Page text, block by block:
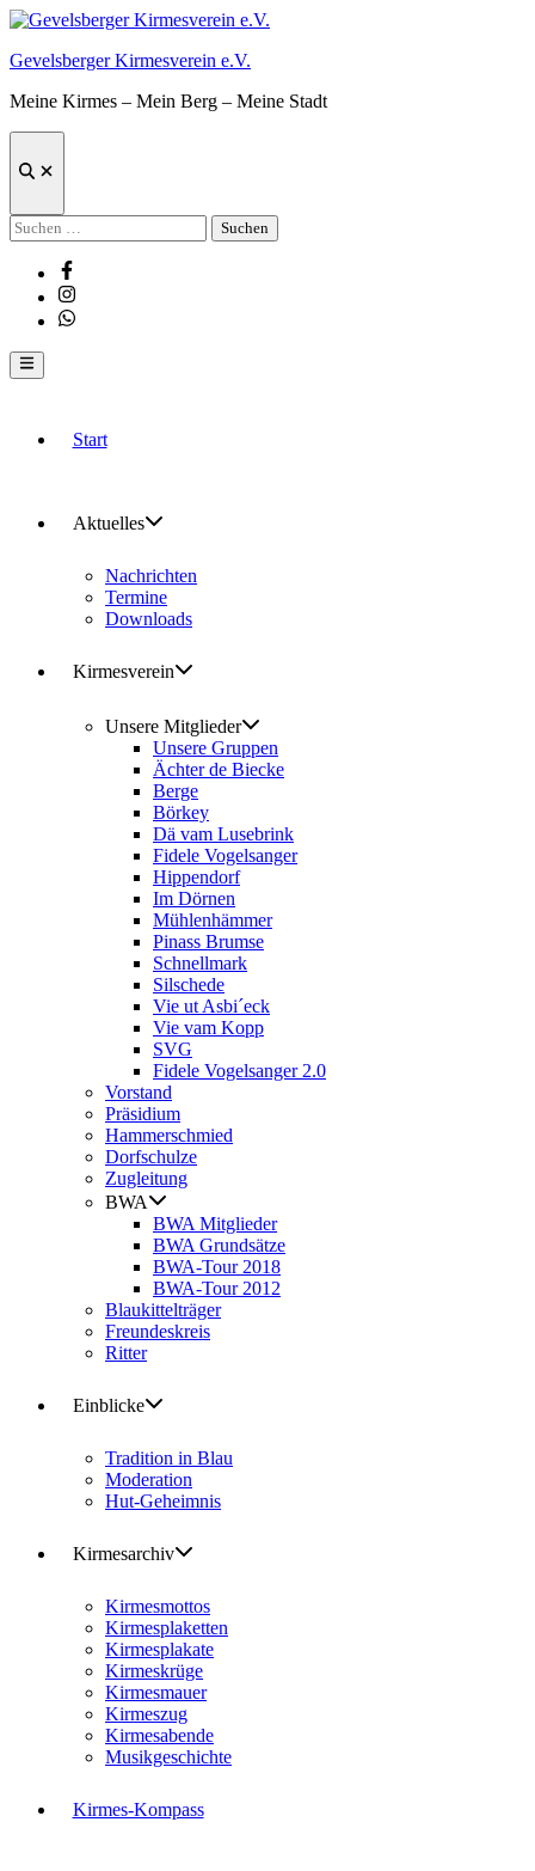
Zum
springen
Gevelsberger Kirmesverein e.V.
Meine Kirmes – Mein Berg – Meine Stadt
Suche
Suchen
nach:
Facebook
Instagram
Whatsapp
Hauptmenü
Start
Aktuelles
Nachrichten
Termine
Downloads
Kirmesverein
Unsere Mitglieder
Unsere Gruppen
Ächter de Biecke
Berge
Börkey
Dä vam Lusebrink
Fidele Vogelsanger
Hippendorf
Im Dörnen
Mühlenhämmer
Pinass Brumse
Schnellmark
Silschede
Vie ut Asbi´eck
Vie vam Kopp
SVG
Fidele Vogelsanger 2.0
Vorstand
Präsidium
Hammerschmied
Dorfschulze
Zugleitung
BWA
BWA Mitglieder
BWA Grundsätze
BWA-Tour 2018
BWA-Tour 2012
Blaukittelträger
Freundeskreis
Ritter
Einblicke
Tradition in Blau
Moderation
Hut-Geheimnis
Kirmesarchiv
Kirmesmottos
Kirmesplaketten
Kirmesplakate
Kirmeskrüge
Kirmesmauer
Kirmeszug
Kirmesabende
Musikgeschichte
Kirmes-Kompass